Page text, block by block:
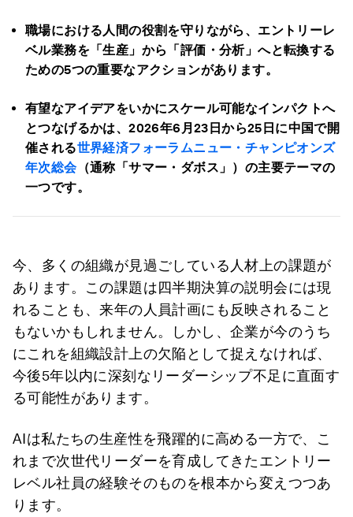
職場における人間の役割を守りながら、エントリーレ
ベル業務を「生産」から「評価・分析」へと転換する
ための5つの重要なアクションがあります。
有望なアイデアをいかにスケール可能なインパクトへ
とつなげるかは、2026年6月23日から25日に中国で開
催される世界経済フォーラムニュー・チャンピオンズ
年次総会（通称「サマー・ダボス」）の主要テーマの
一つです。
今、多くの組織が見過ごしている人材上の課題が
あります。この課題は四半期決算の説明会には現
れることも、来年の人員計画にも反映されること
もないかもしれません。しかし、企業が今のうち
にこれを組織設計上の欠陥として捉えなければ、
今後5年以内に深刻なリーダーシップ不足に直面す
る可能性があります。
AIは私たちの生産性を飛躍的に高める一方で、こ
れまで次世代リーダーを育成してきたエントリー
レベル社員の経験そのものを根本から変えつつあ
ります。